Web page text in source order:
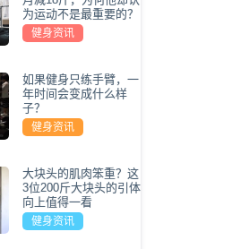
为运动不是最重要的？
健身资讯
如果健身只练手臂，一
年时间会变成什么样
子？
健身资讯
大块头的肌肉笨重？这
3位200斤大块头的引体
向上值得一看
健身资讯